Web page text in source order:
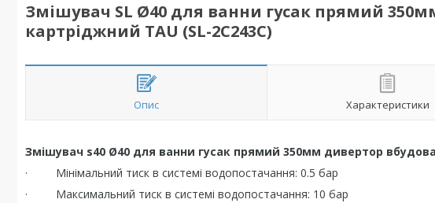
Змішувач SL Ø40 для ванни гусак прямий
картріджний TAU (SL-2C243C)
Опис Характеристики
Змішувач s40 Ø40 для ванни гусак прямий 350мм дивертор
· Мінімальний тиск в системі водопостачання: 0.5 бар
· Максимальний тиск в системі водопостачання: 10 бар